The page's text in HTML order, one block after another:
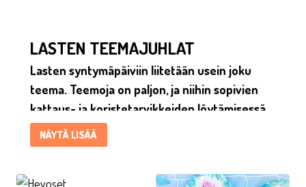
Lasten teemajuhlat 1-vuotisjuhlat ovat ensimmäinen ja
LASTEN TEEMAJUHLAT
Lasten syntymäpäiviin liitetään usein joku
teema. Teemoja on paljon, ja niihin sopivien
kattaus- ja koristetarvikkeiden löytämisessä
haluamme auttaa. Erilaiset lasten teemajuhlat
tarvikkeineen löytyvät valikoimistamme
NÄYTÄ LISÄÄ